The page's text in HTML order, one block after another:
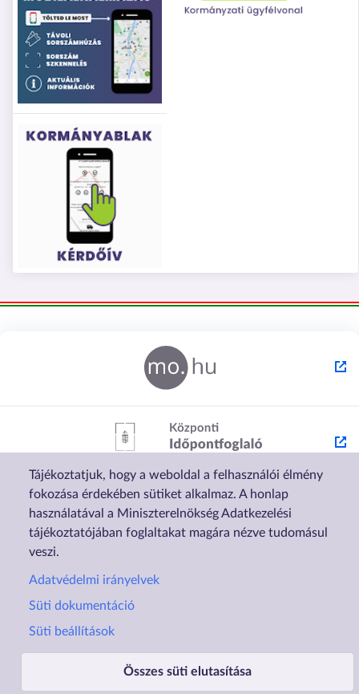
Tájékoztatjuk, hogy a weboldal a felhasználói élmény
fokozása érdekében sütiket alkalmaz. A honlap
használatával a Miniszterelnökség Adatkezelési
tájékoztatójában foglaltakat magára nézve tudomásul
veszi.
Adatvédelmi irányelvek
Süti dokumentáció
Süti beállítások
Összes süti elutasítása
Lábléc2
Családtámogatások